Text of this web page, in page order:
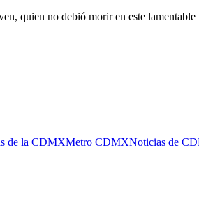
quien no debió morir en este lamentable
de la CDMXMetro CDMXNoticias de